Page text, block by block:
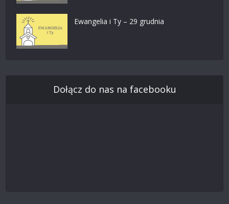
Ewangelia i Ty – 29 grudnia
Dołącz do nas na facebooku